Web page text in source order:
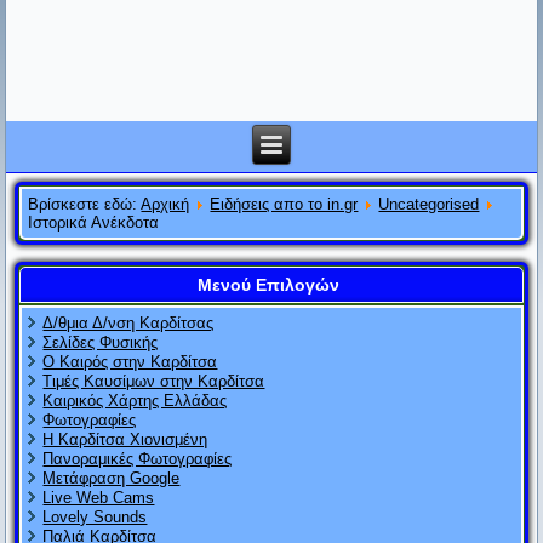
Βρίσκεστε εδώ:Αρχική Ειδήσεις απο το in.gr
Uncategorised
Ιστορικά Ανέκδοτα
Μενού Επιλογών
Δ/θμια Δ/νση Καρδίτσας
Σελίδες Φυσικής
Ο Καιρός στην Καρδίτσα
Τιμές Καυσίμων στην Καρδίτσα
Καιρικός Χάρτης Ελλάδας
Φωτογραφίες
Η Καρδίτσα Χιονισμένη
Πανοραμικές Φωτογραφίες
Μετάφραση Google
Live Web Cams
Lovely Sounds
Παλιά Καρδίτσα
Αν η θεωρία της σχετικότητας αποδειχτεί πετυχημένη, οι